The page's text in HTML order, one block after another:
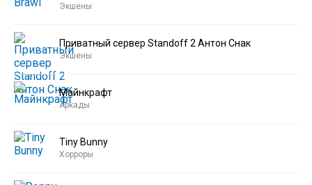
Экшены
Приватный сервер Standoff 2 Антон Снак
Экшены
Майнкрафт
Аркады
Tiny Bunny
Хорроры